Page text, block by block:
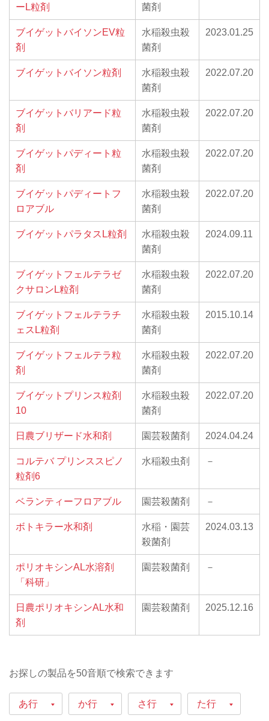
ーL粒剤
菌剤
ブイゲットバイソンEV粒
剤
水稲殺虫殺
菌剤
2023.01.25
ブイゲットバイソン粒剤
水稲殺虫殺
菌剤
2022.07.20
ブイゲットバリアード粒
剤
水稲殺虫殺
菌剤
2022.07.20
ブイゲットパディート粒
剤
水稲殺虫殺
菌剤
2022.07.20
ブイゲットパディートフ
ロアブル
水稲殺虫殺
菌剤
2022.07.20
ブイゲットパラタスL粒剤
水稲殺虫殺
菌剤
2024.09.11
ブイゲットフェルテラゼ
クサロンL粒剤
水稲殺虫殺
菌剤
2022.07.20
ブイゲットフェルテラチ
ェスL粒剤
水稲殺虫殺
菌剤
2015.10.14
ブイゲットフェルテラ粒
剤
水稲殺虫殺
菌剤
2022.07.20
ブイゲットプリンス粒剤
10
水稲殺虫殺
菌剤
2022.07.20
日農ブリザード水和剤 園芸殺菌剤 2024.04.24
コルテバ プリンススピノ
粒剤6
水稲殺虫剤 －
ベランティーフロアブル 園芸殺菌剤 －
ボトキラー水和剤
水稲・園芸
殺菌剤
2024.03.13
ポリオキシンAL水溶剤
「科研」
園芸殺菌剤 －
日農ポリオキシンAL水和
剤
園芸殺菌剤 2025.12.16
お探しの製品を50音順で検索できます
あ行 か行 さ行 た行